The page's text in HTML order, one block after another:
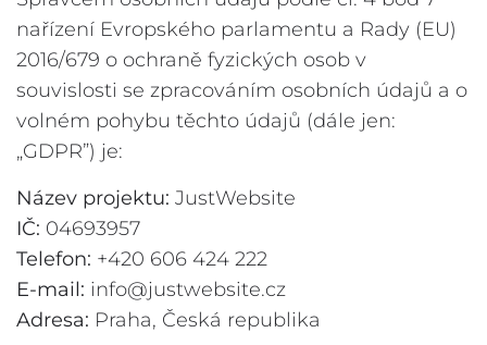
nařízení Evropského parlamentu a Rady (EU)
2016/679 o ochraně fyzických osob v
souvislosti se zpracováním osobních údajů a o
volném pohybu těchto údajů (dále jen:
„GDPR”) je:
Název projektu: JustWebsite
IČ: 04693957
Telefon: +420 606 424 222
E-mail: info@justwebsite.cz
Adresa: Praha, Česká republika